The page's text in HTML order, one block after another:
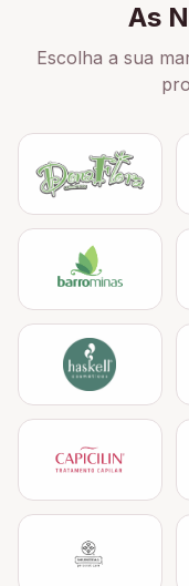
As
Escolha a sua